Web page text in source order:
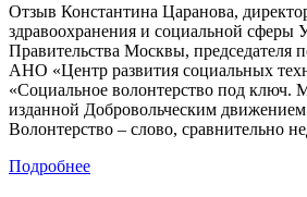
Отзыв Константина Царанова,
здравоохранения и социальной сферы
Правительства Москвы, председателя
АНО «Центр развития социальных
«Социальное волонтерство под ключ.
изданной Добровольческим
Волонтерство – слово, сравнительно
Подробнее